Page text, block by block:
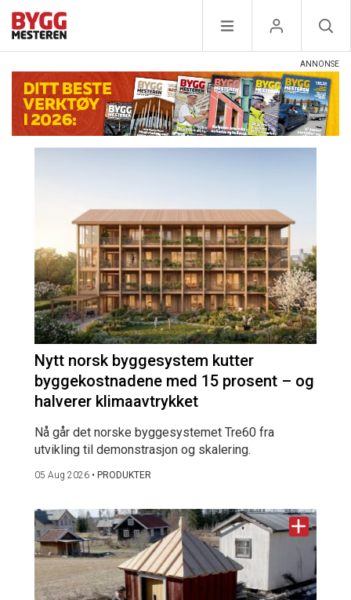
Nytt norsk byggesystem kutter
byggekostnadene med 15 prosent – og
halverer klimaavtrykket
Nå går det norske byggesystemet Tre60 fra
utvikling til demonstrasjon og skalering.
05 Aug 2026 • PRODUKTER